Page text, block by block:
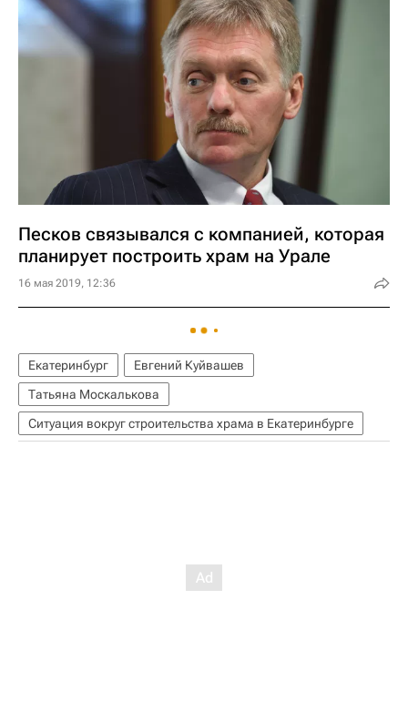
Песков связывался с компанией, которая
планирует построить храм на Урале
16 мая 2019, 12:36
Екатеринбург
Евгений Куйвашев
Татьяна Москалькова
Ситуация вокруг строительства храма в Екатеринбурге